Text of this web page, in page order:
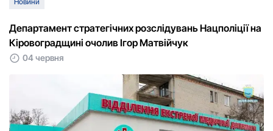
Департамент стратегічних розслідувань Нацполіції на
Кіровоградщині очолив Ігор Матвійчук
04 червня